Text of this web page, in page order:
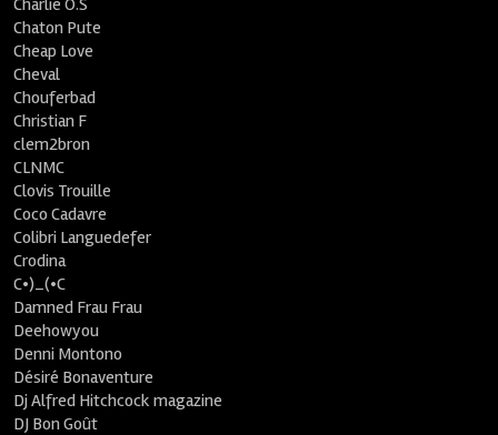
Charlie O.S
Chaton Pute
Cheap Love
Cheval
Chouferbad
Christian F
clem2bron
CLNMC
Clovis Trouille
Coco Cadavre
Colibri Languedefer
Crodina
C•)_(•C
Damned Frau Frau
Deehowyou
Denni Montono
Désiré Bonaventure
Dj Alfred Hitchcock magazine
DJ Bon Goût